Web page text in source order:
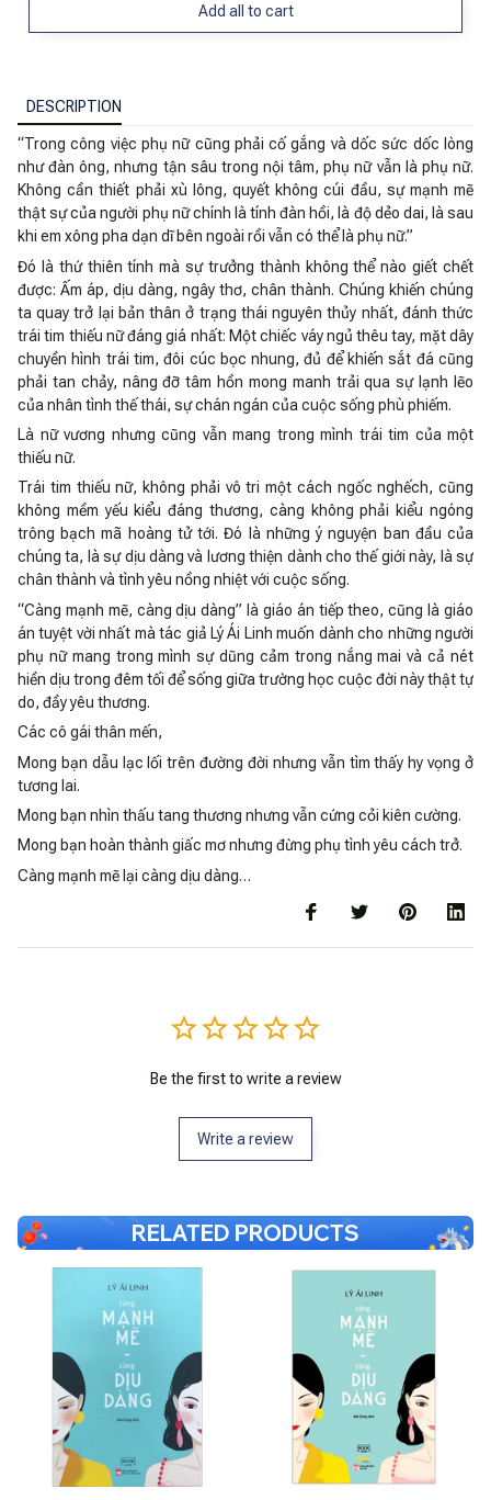
Add all to cart
DESCRIPTION
“Trong công việc phụ nữ cũng phải cố gắng và dốc sức dốc lòng
như đàn ông, nhưng tận sâu trong nội tâm, phụ nữ vẫn là phụ nữ.
Không cần thiết phải xù lông, quyết không cúi đầu, sự mạnh mẽ
thật sự của người phụ nữ chính là tính đàn hồi, là độ dẻo dai, là sau
khi em xông pha dạn dĩ bên ngoài rồi vẫn có thể là phụ nữ.”
Đó là thứ thiên tính mà sự trưởng thành không thể nào giết chết
được: Ấm áp, dịu dàng, ngây thơ, chân thành. Chúng khiến chúng
ta quay trở lại bản thân ở trạng thái nguyên thủy nhất, đánh thức
trái tim thiếu nữ đáng giá nhất: Một chiếc váy ngủ thêu tay, mặt dây
chuyền hình trái tim, đôi cúc bọc nhung, đủ để khiến sắt đá cũng
phải tan chảy, nâng đỡ tâm hồn mong manh trải qua sự lạnh lẽo
của nhân tình thế thái, sự chán ngán của cuộc sống phù phiếm.
Là nữ vương nhưng cũng vẫn mang trong mình trái tim của một
thiếu nữ.
Trái tim thiếu nữ, không phải vô tri một cách ngốc nghếch, cũng
không mềm yếu kiểu đáng thương, càng không phải kiểu ngóng
trông bạch mã hoàng tử tới. Đó là những ý nguyện ban đầu của
chúng ta, là sự dịu dàng và lương thiện dành cho thế giới này, là sự
chân thành và tình yêu nồng nhiệt với cuộc sống.
“Càng mạnh mẽ, càng dịu dàng” là giáo án tiếp theo, cũng là giáo
án tuyệt vời nhất mà tác giả Lý Ái Linh muốn dành cho những người
phụ nữ mang trong mình sự dũng cảm trong nắng mai và cả nét
hiền dịu trong đêm tối để sống giữa trường học cuộc đời này thật tự
do, đầy yêu thương.
Các cô gái thân mến,
Mong bạn dẫu lạc lối trên đường đời nhưng vẫn tìm thấy hy vọng ở
tương lai.
Mong bạn nhìn thấu tang thương nhưng vẫn cứng cỏi kiên cường.
Mong bạn hoàn thành giấc mơ nhưng đừng phụ tình yêu cách trở.
Càng mạnh mẽ lại càng dịu dàng…
Be the first to write a review
Write a review
RELATED PRODUCTS